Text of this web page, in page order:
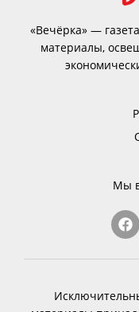
«Вечёрка» —
материалы,
Мы